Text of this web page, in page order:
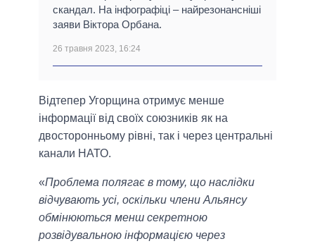
скандал. На інфографіці – найрезонансніші
заяви Віктора Орбана.
26 травня 2023, 16:24
Відтепер Угорщина отримує менше
інформації від своїх союзників як на
двосторонньому рівні, так і через центральні
канали НАТО.
«Проблема полягає в тому, що наслідки
відчувають усі, оскільки члени Альянсу
обмінюються менш секретною
розвідувальною інформацією через